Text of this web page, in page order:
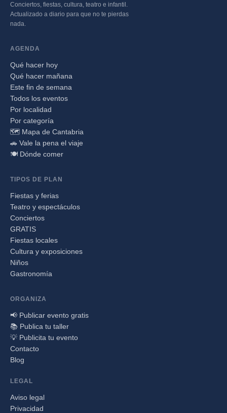
Conciertos, fiestas, cultura, teatro e infantil.
Actualizado a diario para que no te pierdas
nada.
AGENDA
Qué hacer hoy
Qué hacer mañana
Este fin de semana
Todos los eventos
Por localidad
Por categoría
🗺️ Mapa de Cantabria
🚗 Vale la pena el viaje
🍽️ Dónde comer
TIPOS DE PLAN
Fiestas y ferias
Teatro y espectáculos
Conciertos
GRATIS
Fiestas locales
Cultura y exposiciones
Niños
Gastronomía
ORGANIZA
📢 Publicar evento gratis
📚 Publica tu taller
💡 Publicita tu evento
Contacto
Blog
LEGAL
Aviso legal
Privacidad